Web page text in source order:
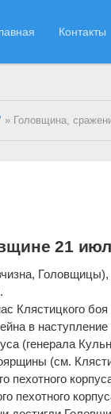
Контакты
» Головщина,
21
Клястицкого
в
(генерала
(см.
пехотного
пехотного